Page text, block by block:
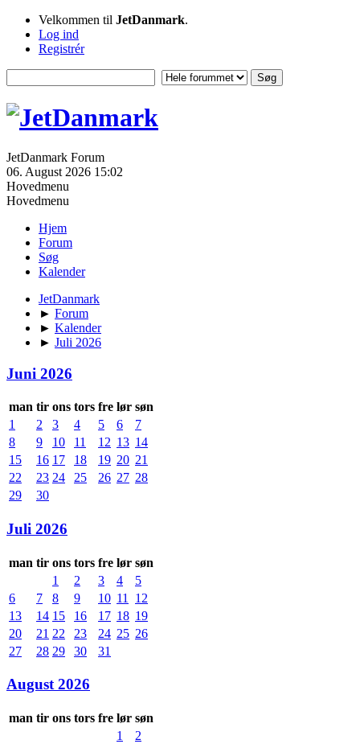
Velkommen til JetDanmark.
Log ind
Registrér
JetDanmark Forum
06. August 2026 15:02
Hovedmenu
Hovedmenu
Hjem
Forum
Søg
Kalender
JetDanmark
► Forum
► Kalender
► Juli 2026
Juni 2026
man tir ons tors fre lør søn
1
2 3 4 5 6
7
8
9 10 11 12 13 14
15
16 17 18 19 20 21
22
23 24 25 26 27 28
29
30
Juli 2026
man tir ons tors fre lør søn
1
2 3 4
5
6
7 8 9 10 11
12
13
14 15 16 17 18 19
20
21 22 23 24 25 26
27
28 29 30 31
August 2026
man tir ons tors fre lør søn
1
2